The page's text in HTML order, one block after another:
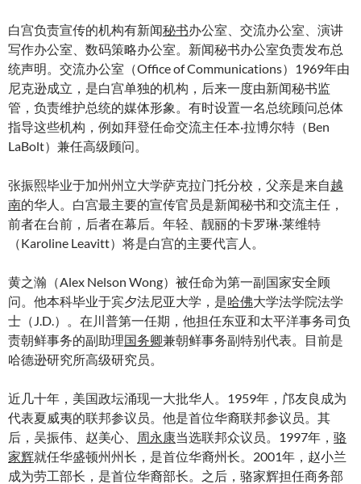
白宫负责宣传的机构有新闻秘书办公室、交流办公室、演讲
写作办公室、数码策略办公室。新闻秘书办公室负责发布总
统声明。交流办公室（Office of Communications）1969年由
尼克逊成立，是白宫单独的机构，后来一度由新闻秘书监
管，负责维护总统的媒体形象。有时设置一名总统顾问总体
指导这些机构，例如拜登任命交流主任本·拉博尔特（Ben
LaBolt）兼任高级顾问。
张振熙毕业于加州州立大学萨克拉门托分校，父亲是来自越
南的华人。白宫最主要的宣传官员是新闻秘书和交流主任，
前者在台前，后者在幕后。年轻、靓丽的卡罗琳·莱维特
（Karoline Leavitt）将是白宫的主要代言人。
黄之瀚（Alex Nelson Wong）被任命为第一副国家安全顾
问。他本科毕业于宾夕法尼亚大学，是哈佛大学法学院法学
士（J.D.）。在川普第一任期，他担任东亚和太平洋事务司负
责朝鲜事务的副助理国务卿兼朝鲜事务副特别代表。目前是
哈德逊研究所高级研究员。
近几十年，美国政坛涌现一大批华人。1959年，邝友良成为
代表夏威夷的联邦参议员。他是首位华裔联邦参议员。其
后，吴振伟、赵美心、
周永康当选联邦众议员。1997年， 骆
家辉就任华盛顿州州长，是首位华裔州长。2001年，赵小兰
成为劳工部长，是首位华裔部长。之后，骆家辉担任商务部